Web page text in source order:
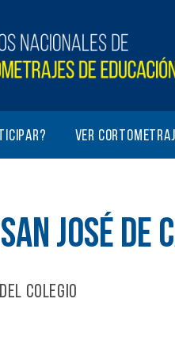
Ver
JOSÉ DE
colegio